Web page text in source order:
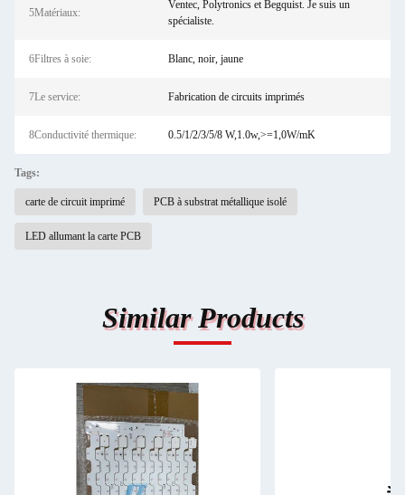
5Matériaux:
Ventec, Polytronics et Begquist. Je suis un
spécialiste.
6Filtres à soie: Blanc, noir, jaune
7Le service: Fabrication de circuits imprimés
8Conductivité thermique: 0.5/1/2/3/5/8 W,1.0w,>=1,0W/mK
Tags:
carte de circuit imprimé PCB à substrat métallique isolé
LED allumant la carte PCB
Similar Products